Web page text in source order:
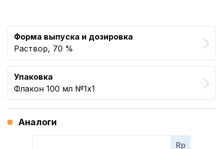
Форма выпуска и дозировка
Раствор, 70 %
Упаковка
Флакон 100 мл №1x1
Аналоги
Rp